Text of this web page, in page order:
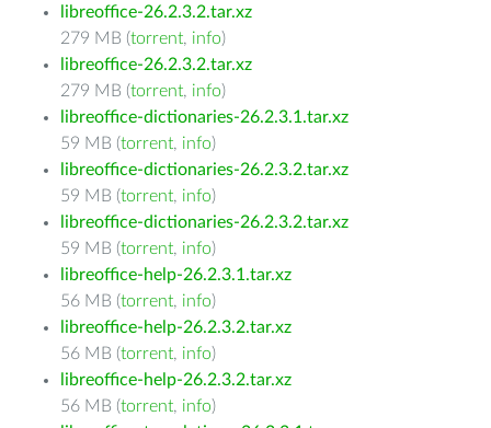
libreoffice-26.2.3.2.tar.xz
279 MB (torrent, info)
libreoffice-26.2.3.2.tar.xz
279 MB (torrent, info)
libreoffice-dictionaries-26.2.3.1.tar.xz
59 MB (torrent, info)
libreoffice-dictionaries-26.2.3.2.tar.xz
59 MB (torrent, info)
libreoffice-dictionaries-26.2.3.2.tar.xz
59 MB (torrent, info)
libreoffice-help-26.2.3.1.tar.xz
56 MB (torrent, info)
libreoffice-help-26.2.3.2.tar.xz
56 MB (torrent, info)
libreoffice-help-26.2.3.2.tar.xz
56 MB (torrent, info)